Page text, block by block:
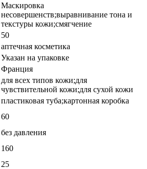
Маскировка
несовершенств;выравнивание тона и
текстуры кожи;смягчение
50
аптечная косметика
Указан на упаковке
Франция
для всех типов кожи;для
чувствительной кожи;для сухой кожи
пластиковая туба;картонная коробка
60
без давления
160
25